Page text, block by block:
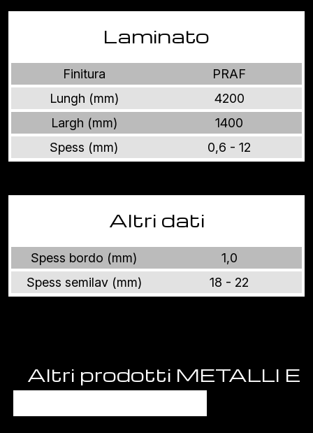
Laminato
Finitura
PRAF
Lungh (mm)
4200
Largh (mm)
1400
Spess (mm)
0,6 - 12
Altri dati
Spess bordo (mm)
1,0
Spess semilav (mm)
18 - 22
Altri prodotti METALLI E
PIETRE